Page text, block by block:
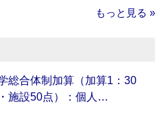
もっと見る »
総合体制加算（加算1：30
施設50点）：個人…